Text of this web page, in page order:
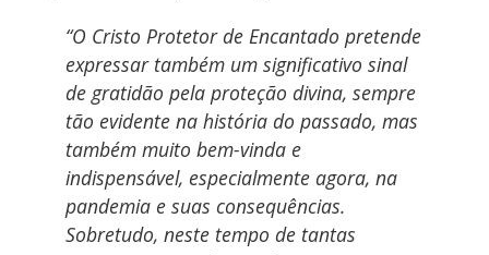
“O Cristo Protetor de Encantado pretende
expressar também um significativo sinal
de gratidão pela proteção divina, sempre
tão evidente na história do passado, mas
também muito bem-vinda e
indispensável, especialmente agora, na
pandemia e suas consequências.
Sobretudo, neste tempo de tantas